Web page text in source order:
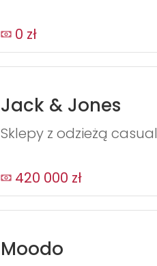
0 zł
Jack & Jones
Sklepy z odzieżą casual
420 000 zł
Moodo